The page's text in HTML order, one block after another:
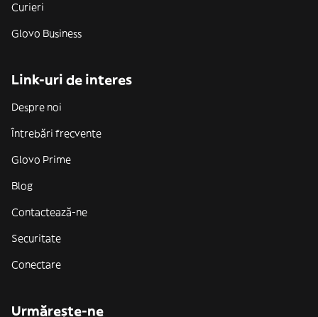
Curieri
Glovo Business
Link-uri de interes
Despre noi
Întrebări frecvente
Glovo Prime
Blog
Contactează-ne
Securitate
Conectare
Urmărește-ne